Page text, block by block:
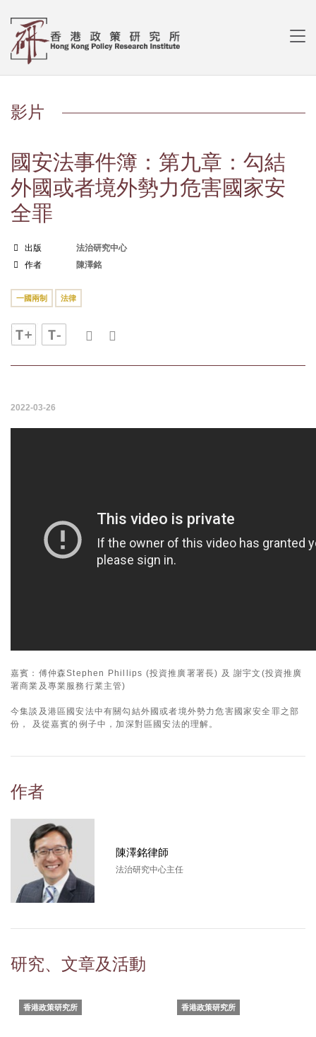
影片
國安法事件簿：第九章：勾結
外國或者境外勢力危害國家安
全罪
出版
法治研究中心
作者
陳澤銘
一國兩制 法律
2022-03-26
嘉賓：傅仲森Stephen Phillips (投資推廣署署長) 及 謝宇文(投資推廣
署商業及專業服務行業主管)
今集談及港區國安法中有關勾結外國或者境外勢力危害國家安全罪之部
份， 及從嘉賓的例子中，加深對區國安法的理解。
作者
陳澤銘律師
法治研究中心主任
研究、文章及活動
香港政策研究所 香港政策研究所